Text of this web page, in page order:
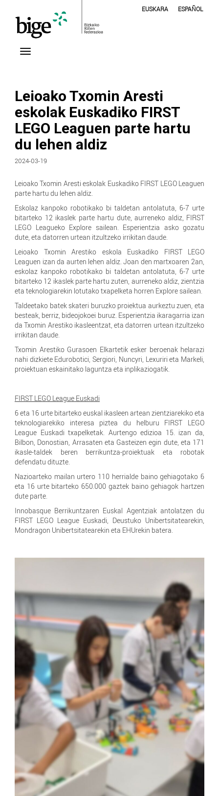
EUSKARA ESPAÑOL
Leioako Txomin Aresti
eskolak Euskadiko FIRST
LEGO Leaguen parte hartu
du lehen aldiz
2024-03-19
Leioako Txomin Aresti eskolak Euskadiko FIRST LEGO Leaguen
parte hartu du lehen aldiz.
Eskolaz kanpoko robotikako bi taldetan antolatuta, 6-7 urte
bitarteko 12 ikaslek parte hartu dute, aurreneko aldiz, FIRST
LEGO Leagueko Explore sailean. Esperientzia asko gozatu
dute, eta datorren urtean itzultzeko irrikitan daude.
Leioako Txomin Arestiko eskola Euskadiko FIRST LEGO
Leaguen izan da aurten lehen aldiz. Joan den martxoaren 2an,
eskolaz kanpoko robotikako bi taldetan antolatuta, 6-7 urte
bitarteko 12 ikaslek parte hartu zuten, aurreneko aldiz, zientzia
eta teknologiarekin lotutako txapelketa horren Explore sailean.
Taldeetako batek skateri buruzko proiektua aurkeztu zuen, eta
besteak, berriz, bideojokoei buruz. Esperientzia ikaragarria izan
da Txomin Arestiko ikasleentzat, eta datorren urtean itzultzeko
irrikitan daude.
Txomin Arestiko Gurasoen Elkartetik esker beroenak helarazi
nahi dizkiete Edurobotici, Sergiori, Nuncyri, Lexuriri eta Markeli,
proiektuan eskainitako laguntza eta inplikaziogatik.
FIRST LEGO League Euskadi
6 eta 16 urte bitarteko euskal ikasleen artean zientziarekiko eta
teknologiarekiko interesa piztea du helburu FIRST LEGO
League Euskadi txapelketak. Aurtengo edizioa 15. izan da,
Bilbon, Donostian, Arrasaten eta Gasteizen egin dute, eta 171
ikasle-taldek beren berrikuntza-proiektuak eta robotak
defendatu dituzte.
Nazioarteko mailan urtero 110 herrialde baino gehiagotako 6
eta 16 urte bitarteko 650.000 gaztek baino gehiagok hartzen
dute parte.
Innobasque Berrikuntzaren Euskal Agentziak antolatzen du
FIRST LEGO League Euskadi, Deustuko Unibertsitatearekin,
Mondragon Unibertsitatearekin eta EHUrekin batera.